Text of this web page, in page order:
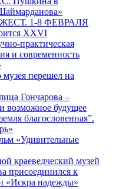
1-8 ФЕВРАЛЯ
XXVI
практическая
и современность
музея перешел на
Гончарова –
возможное будущее
благословенная”.
«Удивительные
краеведческий музей
присоединился к
«Искра надежды»